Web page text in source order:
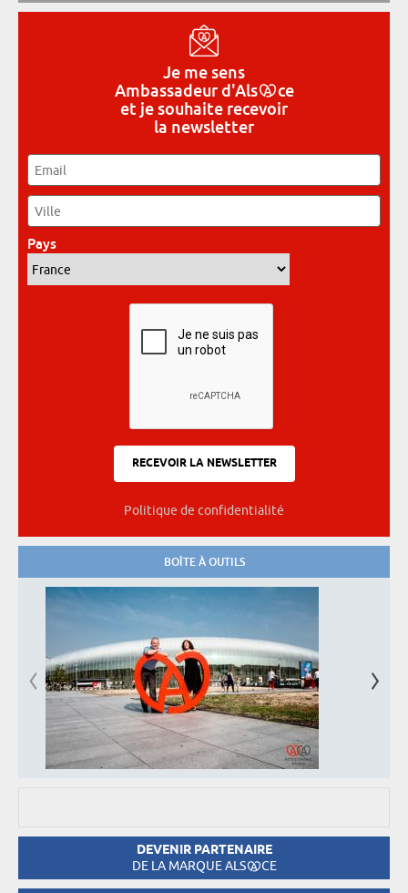
Je me sens
Ambassadeurd'Als
ce
et je souhaite recevoir
la newsletter
Email
Ville
Pays
Politique de confidentialité
BOÎTE À OUTILS
DEVENIR PARTENAIRE
DE LA MARQUE ALS CE